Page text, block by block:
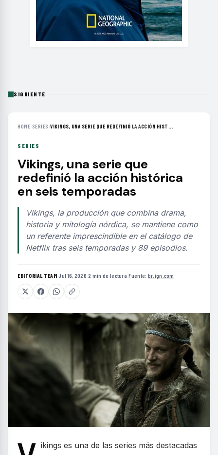
SIGUIENTE
HOME› SERIES ›VIKINGS, UNA SERIE QUE REDEFINIÓ LA ACCIÓN HIST...
SERIES
Vikings, una serie que
redefinió la acción histórica
en seis temporadas
Vikings, la producción que combina drama,
historia y mitología nórdica, se mantiene como
un referente imprescindible en el catálogo de
Netflix tras seis temporadas y 89 episodios.
EDITORIAL TEAM·Jul 16, 2026·2 min de lectura·Fuente: br.ign.com
ikings es una de las series más destacadas